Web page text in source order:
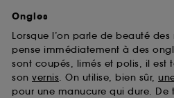
Ongles
Lorsque l’on parle de beauté
pense immédiatement à des
sont coupés, limés et polis, il est
son vernis. On utilise, bien sûr,
pour une manucure qui dure. De
utilisés,